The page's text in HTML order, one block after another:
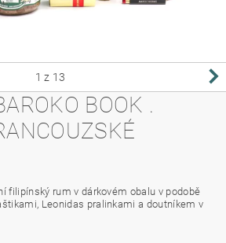
1 z 13
BOOK .
filipínský rum v dárkovém obalu v podobě
Leonidas pralinkami a doutníkem v